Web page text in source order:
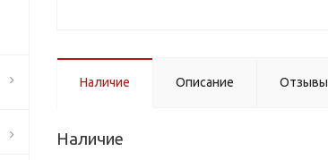
Наличие Описание Отзывы
Наличие